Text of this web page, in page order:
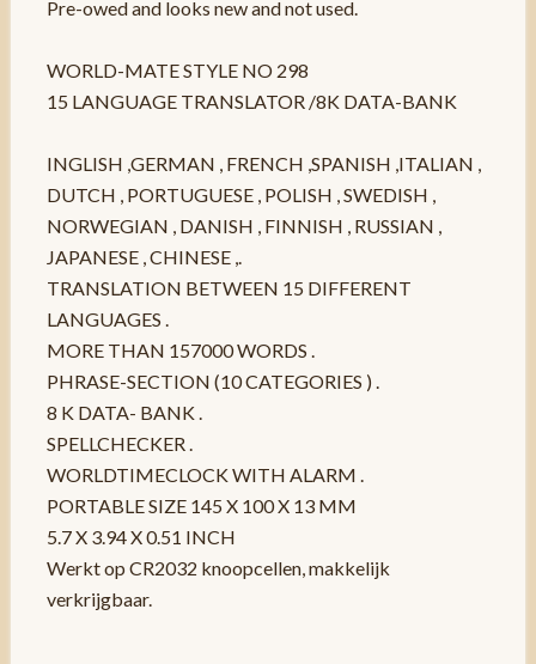
Pre-owed and looks new and not used.
WORLD-MATE STYLE NO 298
15 LANGUAGE TRANSLATOR /8K DATA-BANK
INGLISH ,GERMAN , FRENCH ,SPANISH ,ITALIAN ,
DUTCH , PORTUGUESE , POLISH , SWEDISH ,
NORWEGIAN , DANISH , FINNISH , RUSSIAN ,
JAPANESE , CHINESE ,.
TRANSLATION BETWEEN 15 DIFFERENT
LANGUAGES .
MORE THAN 157000 WORDS .
PHRASE-SECTION (10 CATEGORIES ) .
8 K DATA- BANK .
SPELLCHECKER .
WORLDTIMECLOCK WITH ALARM .
PORTABLE SIZE 145 X 100 X 13 MM
5.7 X 3.94 X 0.51 INCH
Werkt op CR2032 knoopcellen, makkelijk
verkrijgbaar.